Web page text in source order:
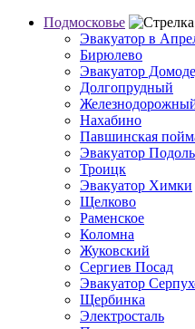
Подмосковье
Эвакуатор в
Бирюлево
Эвакуатор
Долгопрудный
Нахабино
Павшинская
Эвакуатор
Троицк
Эвакуатор Химки
Щелково
Раменское
Коломна
Жуковский
Сергиев Посад
Эвакуатор
Щербинка
Электросталь